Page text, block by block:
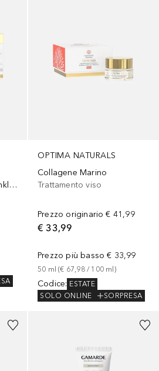
Luminous Glow Anti Wrinkle Cream
OPTIMA NATURALS
Collagene Marino
Trattamento viso
Prezzo originario € 41,99
€ 33,99
Prezzo più basso € 33,99
50 ml (€ 67,98 / 100 ml )
Codice: ESTATE
SOLO ONLINE
SORPRESA